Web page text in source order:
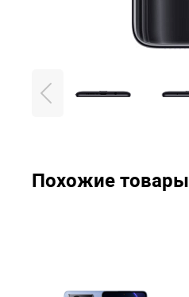
Похожие товары